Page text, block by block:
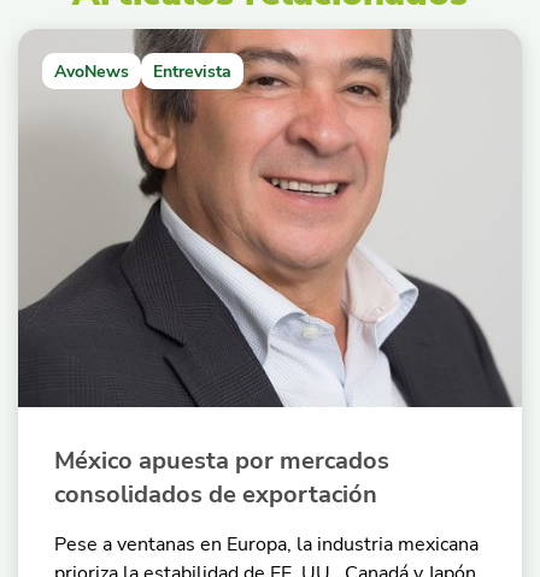
AvoNews Entrevista
México apuesta por mercados
consolidados de exportación
Pese a ventanas en Europa, la industria mexicana
prioriza la estabilidad de EE. UU., Canadá y Japón